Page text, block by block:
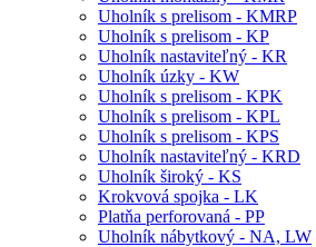
Uholník s prelisom - KMRP
Uholník s prelisom - KP
Uholník nastaviteľný - KR
Uholník úzky - KW
Uholník s prelisom - KPK
Uholník s prelisom - KPL
Uholník s prelisom - KPS
Uholník nastaviteľný - KRD
Uholník široký - KS
Krokvová spojka - LK
Platňa perforovaná - PP
Uholník nábytkový - NA, LW